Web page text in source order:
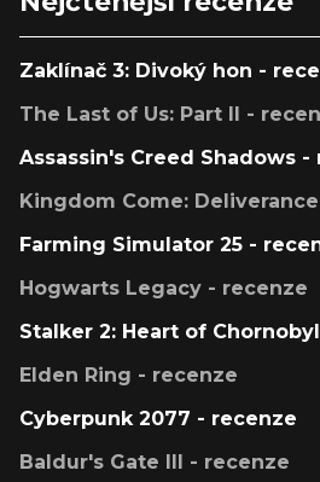
Zaklínač 3: Divoký hon -
The Last of Us: Part II -
Assassin's Creed Shadows -
Kingdom Come:
Farming Simulator 25 -
Hogwarts Legacy - recenze
Stalker 2: Heart of
Elden Ring - recenze
Cyberpunk 2077 - recenze
Baldur's Gate III - recenze